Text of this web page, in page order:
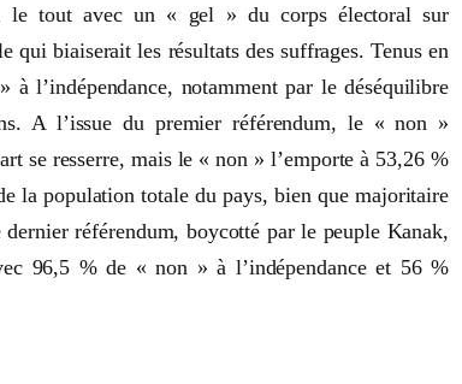
le tout avec un « gel » du corps électoral sur
biaiserait les résultats des suffrages. Tenus en
l’indépendance, notamment par le déséquilibre
A l’issue du premier référendum, le « non »
se resserre, mais le « non » l’emporte à 53,26 %
la population totale du pays, bien que majoritaire
référendum, boycotté par le peuple Kanak,
96,5 % de « non » à l’indépendance et 56 %